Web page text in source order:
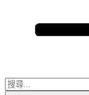
搜